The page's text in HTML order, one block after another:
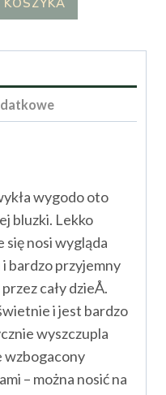
wygodo oto
bluzki. Lekko
nosi wygląda
bardzo przyjemny
cały dzieÅ.
i jest bardzo
wyszczupla
wzbogacony
– można nosić na